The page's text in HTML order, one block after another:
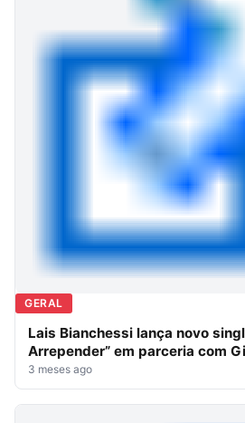
GERAL
Lais Bianchessi lança novo
Arrepender” em parceria com
3 meses ago